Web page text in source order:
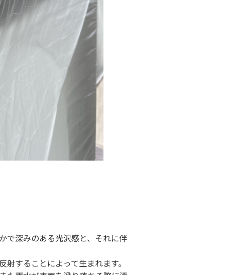
で深みのある光沢感と、それに伴
することによって生まれます。